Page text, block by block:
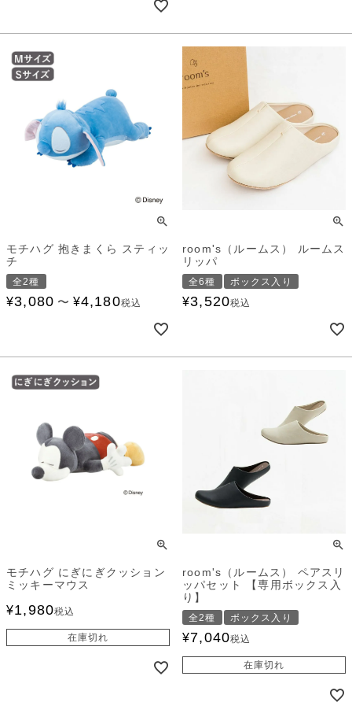
モチハグ 抱きまくら スティッ
チ
全2種
¥3,080 〜 ¥4,180税込
room's（ルームス） ルームス
リッパ
全6種 ボックス入り
¥3,520税込
モチハグ にぎにぎクッション
ミッキーマウス
¥1,980税込
在庫切れ
room's（ルームス） ペアスリ
ッパセット 【専用ボックス入
り】
全2種 ボックス入り
¥7,040税込
在庫切れ